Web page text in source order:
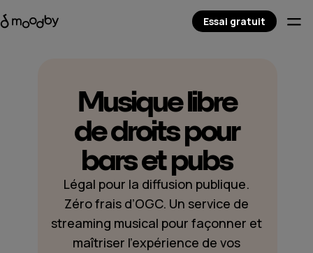
Musique libre
de droits pour
bars et pubs
Légal pour la diffusion publique.
Zéro frais d’OGC. Un service de
streaming musical pour façonner et
maîtriser l’expérience de vos
Essai gratuit